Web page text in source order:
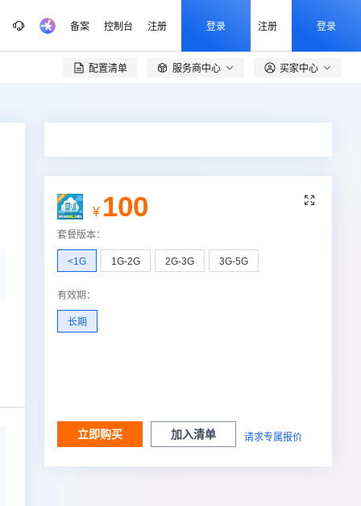
备案 控制台 注册 登录 注册 登录
配置清单  服务商中心 买家中心

¥ 100
套餐版本：
<1G 1G-2G 2G-3G 3G-5G
有效期 ：
长期
立即购买 加入清单 请求专属报价